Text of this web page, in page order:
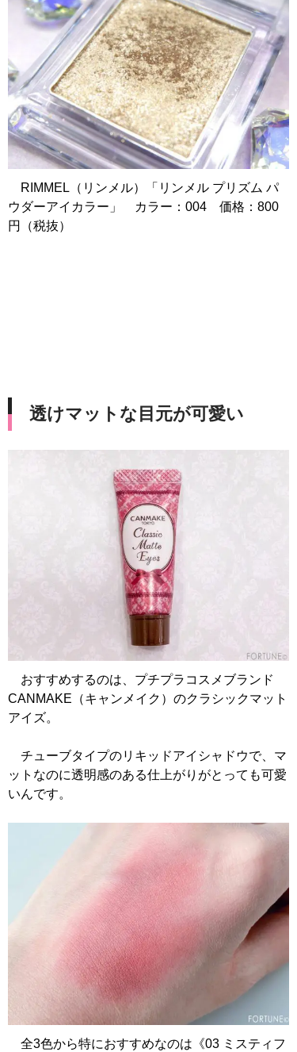
RIMMEL（リンメル）「リンメル プリズム パ
ウダーアイカラー」 カラー：004 価格：800
円（税抜）
透けマットな目元が可愛い
おすすめするのは、プチプラコスメブランド
CANMAKE（キャンメイク）のクラシックマット
アイズ。
チューブタイプのリキッドアイシャドウで、マ
ットなのに透明感のある仕上がりがとっても可愛
いんです。
全3色から特におすすめなのは《03 ミスティフ